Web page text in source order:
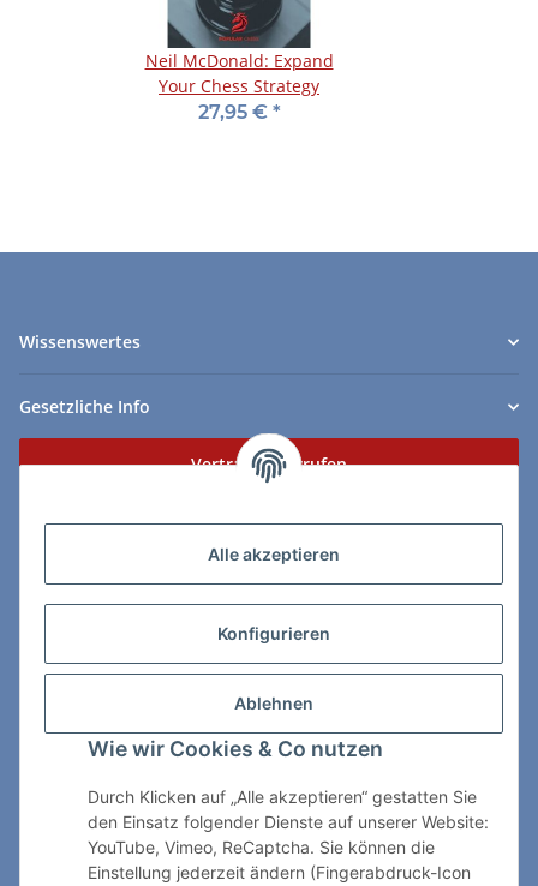
Alle akzeptieren
Konfigurieren
Ablehnen
Wie wir Cookies & Co nutzen
Durch Klicken auf „Alle akzeptieren“ gestatten Sie
den Einsatz folgender Dienste auf unserer Website:
YouTube, Vimeo, ReCaptcha. Sie können die
Einstellung jederzeit ändern (Fingerabdruck-Icon
Neil McDonald: Expand
Your Chess Strategy
27,95 € *
Wissenswertes
Gesetzliche Info
Vertrag widerrufen
ChessWare Schachversand
89264 Weissenhorn
Telefon: 0 7309 / 7999
shop@chessware.de